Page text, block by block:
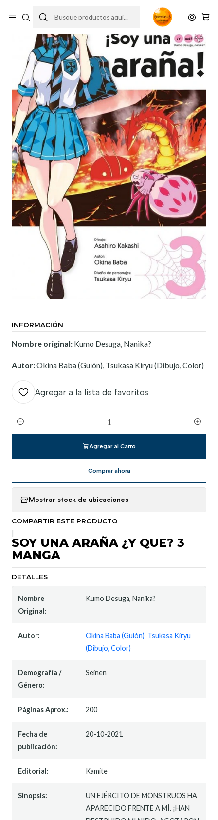
INFORMACIÓN
Nombre original: Kumo Desuga, Nanika?
Autor:Okina Baba (Guión), Tsukasa Kiryu (Dibujo, Color)
Agregar a la lista de favoritos
Cantidad
Agregar al Carro
Comprar ahora
Mostrar stock de ubicaciones
COMPARTIR ESTE PRODUCTO
SOY UNA ARAÑA ¿Y QUE? 3
MANGA
DETALLES
Nombre
Original:
Kumo Desuga, Nanika?
Autor:
Okina Baba (Guión), Tsukasa Kiryu
(Dibujo, Color)
Demografía /
Género:
Seinen
Páginas Aprox.: 200
Fecha de
publicación:
20-10-2021
Editorial: Kamite
Sinopsis:
UN EJÉRCITO DE MONSTRUOS HA
APARECIDO FRENTE A MÍ. ¡HAN